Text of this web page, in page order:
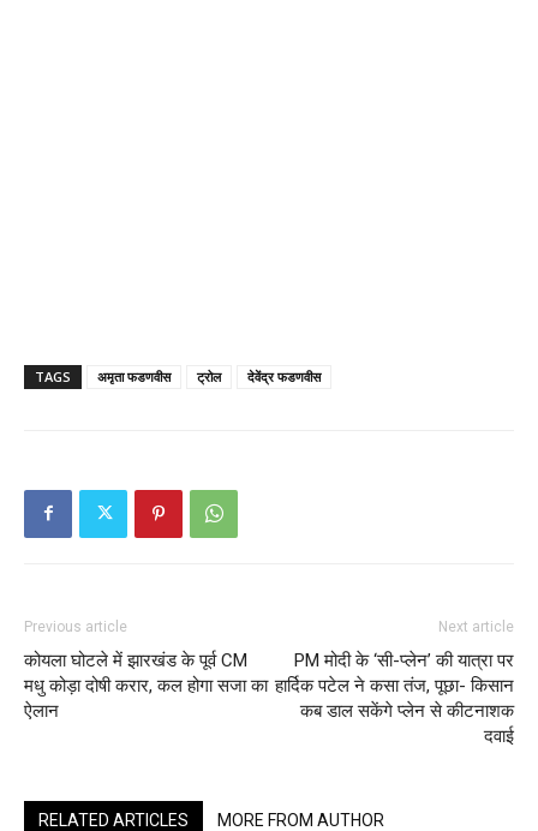
TAGS अमृता फडणवीस ट्रोल देवेंद्र फडणवीस
Previous article
कोयला घोटले में झारखंड के पूर्व CM
मधु कोड़ा दोषी करार, कल होगा सजा का
ऐलान
Next article
PM मोदी के ‘सी-प्लेन’ की यात्रा पर
हार्दिक पटेल ने कसा तंज, पूछा- किसान
कब डाल सकेंगे प्लेन से कीटनाशक
दवाई
RELATED ARTICLES MORE FROM AUTHOR